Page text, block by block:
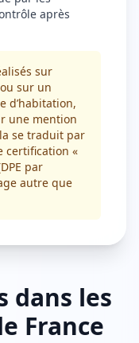
après
sur
sur un
d’habitation,
une mention
se traduit par
certification «
par
autre que
dans les
France